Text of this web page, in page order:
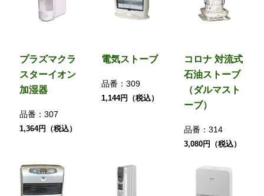
プラズマクラ
スターイオン
加湿器
品番： 307
1,364円（税込）
電気ストーブ
品番：309
1,144円（税込）
コロナ 対流式
石油ストーブ
（ダルマスト
ーブ）
品番：314
3,080円（税込）